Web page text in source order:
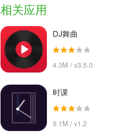
相关应用
DJ舞曲
4.3M / v3.5.0
时课
9.1M / v1.2